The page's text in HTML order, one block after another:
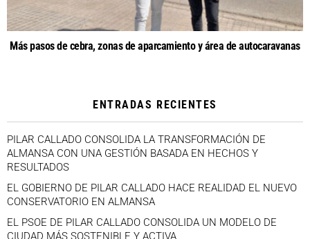
Más pasos de cebra, zonas de aparcamiento y área de autocaravanas
ENTRADAS RECIENTES
PILAR CALLADO CONSOLIDA LA TRANSFORMACIÓN DE
ALMANSA CON UNA GESTIÓN BASADA EN HECHOS Y
RESULTADOS
EL GOBIERNO DE PILAR CALLADO HACE REALIDAD EL NUEVO
CONSERVATORIO EN ALMANSA
EL PSOE DE PILAR CALLADO CONSOLIDA UN MODELO DE
CIUDAD MÁS SOSTENIBLE Y ACTIVA